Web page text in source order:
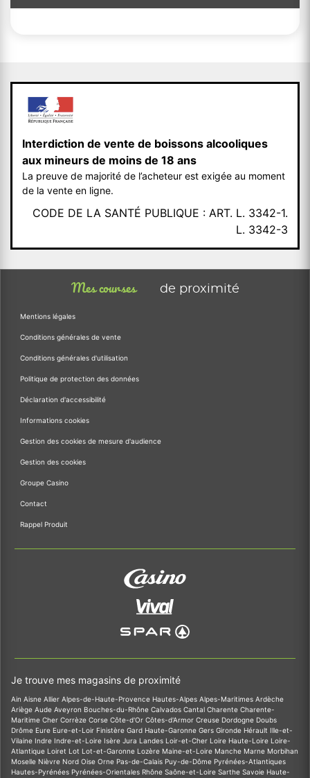
Interdiction de vente de boissons alcooliques
aux mineurs de moins de 18 ans
La preuve de majorité de l’acheteur est exigée au moment
de la vente en ligne.
CODE DE LA SANTÉ PUBLIQUE : ART. L. 3342-1.
L. 3342-3
Mes courses de proximité
Mentions légales
Conditions générales de vente
Conditions générales d'utilisation
Politique de protection des données
Déclaration d'accessibilité
Informations cookies
Gestion des cookies de mesure d'audience
Gestion des cookies
Groupe Casino
Contact
Rappel Produit
Je trouve mes magasins de proximité
Ain Aisne Allier Alpes-de-Haute-Provence Hautes-Alpes Alpes-Maritimes Ardèche
Ariège Aude Aveyron Bouches-du-Rhône Calvados Cantal Charente Charente-
Maritime Cher Corrèze Corse Côte-d'Or Côtes-d'Armor Creuse Dordogne Doubs
Drôme Eure Eure-et-Loir Finistère Gard Haute-Garonne Gers Gironde Hérault Ille-et-
Vilaine Indre Indre-et-Loire Isère Jura Landes Loir-et-Cher Loire Haute-Loire Loire-
Atlantique Loiret Lot Lot-et-Garonne Lozère Maine-et-Loire Manche Marne Morbihan
Moselle Nièvre Nord Oise Orne Pas-de-Calais Puy-de-Dôme Pyrénées-Atlantiques
Hautes-Pyrénées Pyrénées-Orientales Rhône Saône-et-Loire Sarthe Savoie Haute-